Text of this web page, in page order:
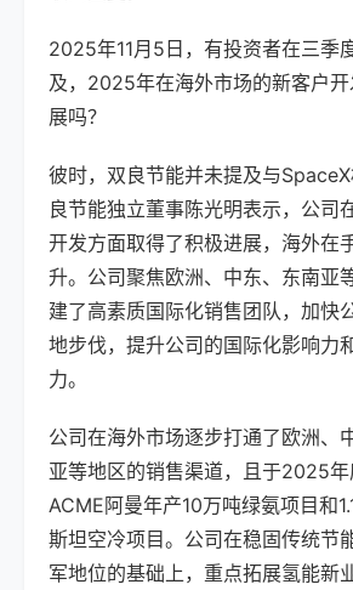
2025年11月5日，有投资者在三季
及，2025年在海外市场的新客户
展吗？
彼时，双良节能并未提及与
良节能独立董事陈光明表示，公司
开发方面取得了积极进展，海外在
升。公司聚焦欧洲、中东、东南亚
建了高素质国际化销售团队，加快
地步伐，提升公司的国际化影响力
力。
公司在海外市场逐步打通了欧洲、
亚等地区的销售渠道，且于2025
ACME阿曼年产10万吨绿氨项目和
斯坦空冷项目。公司在稳固传统节
军地位的基础上，重点拓展氢能新